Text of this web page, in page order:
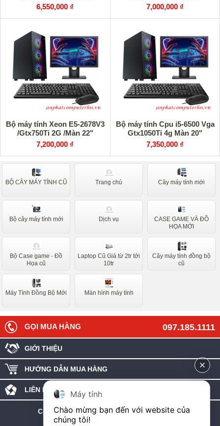
6,550,000 ₫
7,000,000 ₫
Bộ máy tính Xeon E5-2678V3
/Gtx750Ti 2G /Màn 22"
7,200,000 ₫
Bộ máy tính Cpu i5-6500 Vga
Gtx1050Ti 4g Màn 20"
7,350,000 ₫
BỘ CÂY MÁY TÍNH CŨ Trang chủ Cây máy tính mới
Bộ cây máy tính mới Dịch vụ
CASE GAME VÀ ĐỒ
HỌA MỚI
Bộ Case game - Đồ
Họa cũ
Laptop Cũ Giá từ 2tr tới
10tr
Cây máy tính đồng bộ
cũ
Máy Tính Đồng Bộ Mới Màn hình máy tính
097.185.1111
GỌI MUA HÀNG
GIỚI THIỆU
HƯỚNG DẪN MUA HÀNG
LIÊN HỆ - GÓP Ý
Công ty TNHH công nghệ máy tính An Phát
MST: 0107986427
Máy tính
Chào mừng bạn đến với website của
chúng tôi!